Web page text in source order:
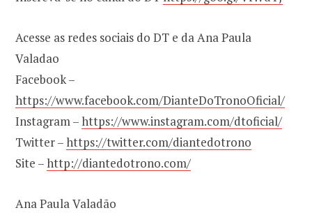
Acesse as redes sociais do DT e da Ana Paula
Valadao
Facebook –
https://www.facebook.com/DianteDoTronoOficial/
Instagram –https://www.instagram.com/dtoficial/
Twitter –https://twitter.com/diantedotrono
Site –http://diantedotrono.com/
Ana Paula Valadão